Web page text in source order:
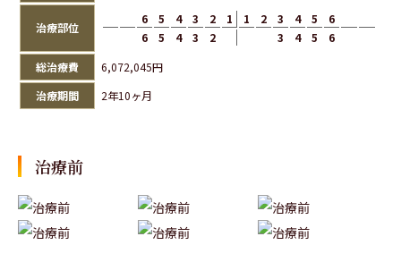
治療部位
6 5 4 3 2 1 1 2 3 4 5
6
6
5 4 3 2 3 4 5
6
総治療費
6,072,045円
治療期間
2年10ヶ月
治療前